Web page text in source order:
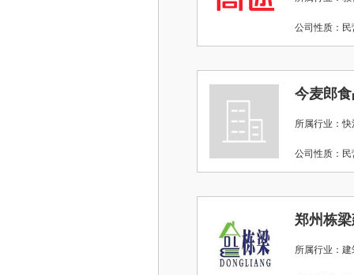
公司性质
今麦郎
所属行业：
公司性质
郑州栋
所属行业：